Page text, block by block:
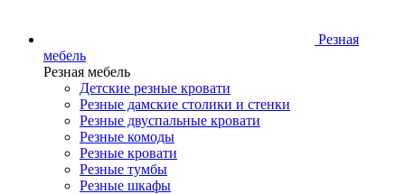
Резная
мебель
Резная мебель
Детские резные кровати
Резные дамские столики и стенки
Резные двуспальные кровати
Резные комоды
Резные кровати
Резные тумбы
Резные шкафы